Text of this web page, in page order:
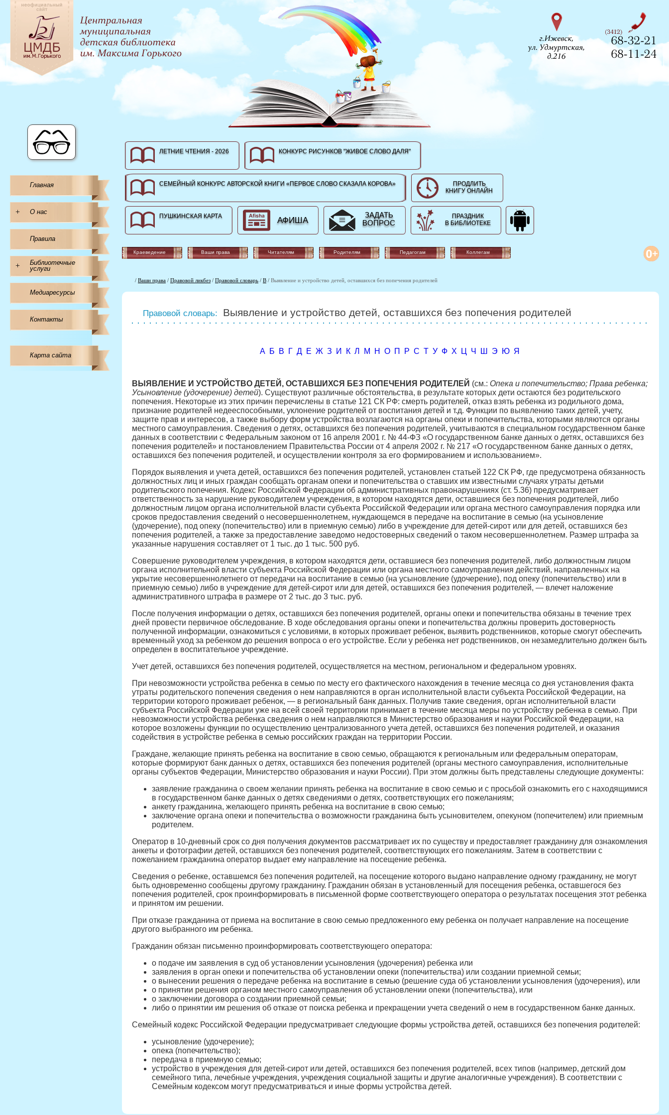
Главная
+ О нас
Правила
+
Библиотечные
услуги
Медиаресурсы
Контакты
Карта сайта
ЛЕТНИЕ ЧТЕНИЯ - 2026 КОНКУРС РИСУНКОВ "ЖИВОЕ СЛОВО ДАЛЯ"
СЕМЕЙНЫЙ КОНКУРС АВТОРСКОЙ КНИГИ «ПЕРВОЕ СЛОВО СКАЗАЛА КОРОВА»
ПРОДЛИТЬ
КНИГУ ОНЛАЙН
ПУШКИНСКАЯ КАРТА АФИША
ЗАДАТЬ
ВОПРОС
ПРАЗДНИК
В БИБЛИОТЕКЕ
Краеведение Ваши права Читателям Родителям Педагогам Коллегам
/ Ваши права / Правовой ликбез / Правовой словарь / В / Выявление и устройство детей, оставшихся без попечения родителей
Правовой словарь: Выявление и устройство детей, оставшихся без попечения родителей
А Б В Г Д Е Ж З И К Л М Н О П Р С Т У Ф Х Ц Ч Ш Э Ю Я
ВЫЯВЛЕНИЕ И УСТРОЙСТВО ДЕТЕЙ, ОСТАВШИХСЯ БЕЗ ПОПЕЧЕНИЯ РОДИТЕЛЕЙ (см.: Опека и попечительство; Права ребенка;
Усыновление (удочерение) детей). Существуют различные обстоятельства, в результате которых дети остаются без родительского
попечения. Некоторые из этих причин перечислены в статье 121 СК РФ: смерть родителей, отказ взять ребенка из родильного дома,
признание родителей недееспособными, уклонение родителей от воспитания детей и т.д. Функции по выявлению таких детей, учету,
защите прав и интересов, а также выбору форм устройства возлагаются на органы опеки и попечительства, которыми являются органы
местного самоуправления. Сведения о детях, оставшихся без попечения родителей, учитываются в специальном государственном банке
данных в соответствии с Федеральным законом от 16 апреля 2001 г. № 44-ФЗ «О государственном банке данных о детях, оставшихся без
попечения родителей» и постановлением Правительства России от 4 апреля 2002 г. № 217 «О государственном банке данных о детях,
оставшихся без попечения родителей, и осуществлении контроля за его формированием и использованием».
Порядок выявления и учета детей, оставшихся без попечения родителей, установлен статьей 122 СК РФ, где предусмотрена обязанность
должностных лиц и иных граждан сообщать органам опеки и попечительства о ставших им известными случаях утраты детьми
родительского попечения. Кодекс Российской Федерации об административных правонарушениях (ст. 5.36) предусматривает
ответственность за нарушение руководителем учреждения, в котором находятся дети, оставшиеся без попечения родителей, либо
должностным лицом органа исполнительной власти субъекта Российской Федерации или органа местного самоуправления порядка или
сроков предоставления сведений о несовершеннолетнем, нуждающемся в передаче на воспитание в семью (на усыновление
(удочерение), под опеку (попечительство) или в приемную семью) либо в учреждение для детей-сирот или для детей, оставшихся без
попечения родителей, а также за предоставление заведомо недостоверных сведений о таком несовершеннолетнем. Размер штрафа за
указанные нарушения составляет от 1 тыс. до 1 тыс. 500 руб.
Совершение руководителем учреждения, в котором находятся дети, оставшиеся без попечения родителей, либо должностным лицом
органа исполнительной власти субъекта Российской Федерации или органа местного самоуправления действий, направленных на
укрытие несовершеннолетнего от передачи на воспитание в семью (на усыновление (удочерение), под опеку (попечительство) или в
приемную семью) либо в учреждение для детей-сирот или для детей, оставшихся без попечения родителей, — влечет наложение
административного штрафа в размере от 2 тыс. до 3 тыс. руб.
После получения информации о детях, оставшихся без попечения родителей, органы опеки и попечительства обязаны в течение трех
дней провести первичное обследование. В ходе обследования органы опеки и попечительства должны проверить достоверность
полученной информации, ознакомиться с условиями, в которых проживает ребенок, выявить родственников, которые смогут обеспечить
временный уход за ребенком до решения вопроса о его устройстве. Если у ребенка нет родственников, он незамедлительно должен быть
определен в воспитательное учреждение.
Учет детей, оставшихся без попечения родителей, осуществляется на местном, региональном и федеральном уровнях.
При невозможности устройства ребенка в семью по месту его фактического нахождения в течение месяца со дня установления факта
утраты родительского попечения сведения о нем направляются в орган исполнительной власти субъекта Российской Федерации, на
территории которого проживает ребенок, — в региональный банк данных. Получив такие сведения, орган исполнительной власти
субъекта Российской Федерации уже на всей своей территории принимает в течение месяца меры по устройству ребенка в семью. При
невозможности устройства ребенка сведения о нем направляются в Министерство образования и науки Российской Федерации, на
которое возложены функции по осуществлению централизованного учета детей, оставшихся без попечения родителей, и оказания
содействия в устройстве ребенка в семью российских граждан на территории России.
Граждане, желающие принять ребенка на воспитание в свою семью, обращаются к региональным или федеральным операторам,
которые формируют банк данных о детях, оставшихся без попечения родителей (органы местного самоуправления, исполнительные
органы субъектов Федерации, Министерство образования и науки России). При этом должны быть представлены следующие документы:
заявление гражданина о своем желании принять ребенка на воспитание в свою семью и с просьбой ознакомить его с находящимися
в государственном банке данных о детях сведениями о детях, соответствующих его пожеланиям;
анкету гражданина, желающего принять ребенка на воспитание в свою семью;
заключение органа опеки и попечительства о возможности гражданина быть усыновителем, опекуном (попечителем) или приемным
родителем.
Оператор в 10-дневный срок со дня получения документов рассматривает их по существу и предоставляет гражданину для ознакомления
анкеты и фотографии детей, оставшихся без попечения родителей, соответствующих его пожеланиям. Затем в соответствии с
пожеланием гражданина оператор выдает ему направление на посещение ребенка.
Сведения о ребенке, оставшемся без попечения родителей, на посещение которого выдано направление одному гражданину, не могут
быть одновременно сообщены другому гражданину. Гражданин обязан в установленный для посещения ребенка, оставшегося без
попечения родителей, срок проинформировать в письменной форме соответствующего оператора о результатах посещения этот ребенка
и принятом им решении.
При отказе гражданина от приема на воспитание в свою семью предложенного ему ребенка он получает направление на посещение
другого выбранного им ребенка.
Гражданин обязан письменно проинформировать соответствующего оператора:
о подаче им заявления в суд об установлении усыновления (удочерения) ребенка или
заявления в орган опеки и попечительства об установлении опеки (попечительства) или создании приемной семьи;
о вынесении решения о передаче ребенка на воспитание в семью (решение суда об установлении усыновления (удочерения), или
о принятии решения органом местного самоуправления об установлении опеки (попечительства), или
о заключении договора о создании приемной семьи;
либо о принятии им решения об отказе от поиска ребенка и прекращении учета сведений о нем в государственном банке данных.
Семейный кодекс Российской Федерации предусматривает следующие формы устройства детей, оставшихся без попечения родителей:
усыновление (удочерение);
опека (попечительство);
передача в приемную семью;
устройство в учреждения для детей-сирот или детей, оставшихся без попечения родителей, всех типов (например, детский дом
семейного типа, лечебные учреждения, учреждения социальной защиты и другие аналогичные учреждения). В соответствии с
Семейным кодексом могут предусматриваться и иные формы устройства детей.